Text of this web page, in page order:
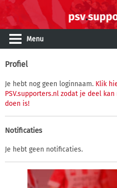
Menu
Profiel
Je hebt nog geen loginnaam. Klik
PSV.supporters.nl zodat je deel
doen is!
Notificaties
Je hebt geen notificaties.